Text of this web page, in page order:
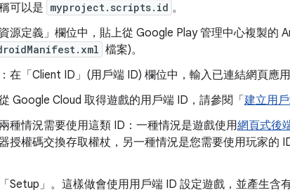
可以是 myproject.scripts.id 。
源定義」 欄位中，貼上從 Google Play 管理中心複製的
檔案)。
在「Client ID」(用戶端 ID) 欄位中，輸入已連結網頁應
Google Cloud 取得遊戲的用戶端 ID，請參閱「 建立用
種情況需要使用這類 ID：一種情況是遊戲使用網頁式後
授權碼交換存取權杖，另一種情況是您需要使用玩家的
Setup」 。這樣做會使用用戶端 ID 設定遊戲，並產生含